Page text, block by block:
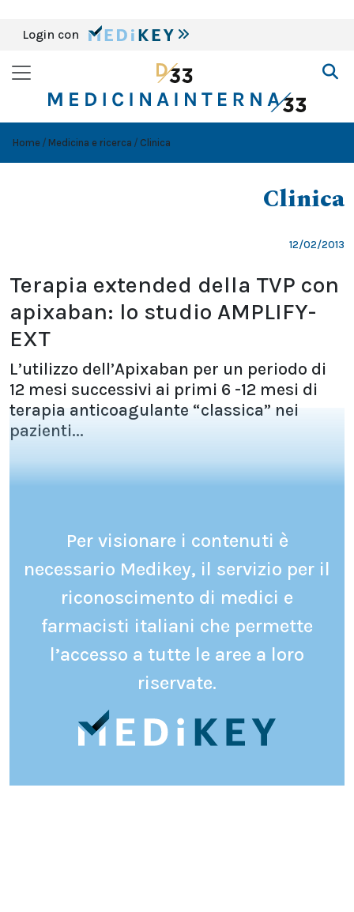
Login con
Home Medicina e ricerca Clinica
Clinica
12/02/2013
Terapia extended della TVP con
apixaban: lo studio AMPLIFY-
EXT
L’utilizzo dell’Apixaban per un periodo di
12 mesi successivi ai primi 6 -12 mesi di
terapia anticoagulante “classica” nei
pazienti...
Per visionare i contenuti è
necessario Medikey, il servizio per il
riconoscimento di medici e
farmacisti italiani che permette
l’accesso a tutte le aree a loro
riservate.